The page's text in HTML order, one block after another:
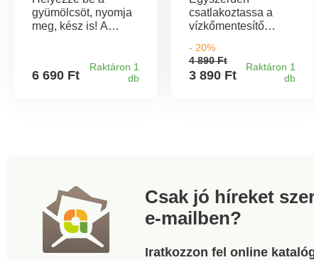
gyümölcsöt, nyomja
meg, kész is! A
biztonságosan és
Aszalt gyümölcsök
és diófélék
aprítására is
alkalmas.
6 690 Ft
Raktáron 1
db
csatlakoztassa a
vízkőmentesítő
Biztonságosan tartja,
azonnal hat, és a
csap újra csillogni
- 20%
4 890 Ft
3 890 Ft
Raktáron 1
db
Csak jó híreket
e-mailben?
Iratkozzon fel online